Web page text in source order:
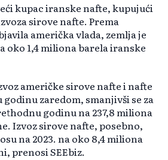
kupac iranske nafte, kupujući
sirove nafte. Prema
američka vlada, zemlja je
oko 1,4 miliona barela iranske
američke sirove nafte i nafte
zaredom, smanjivši se za
godinu na 237,8 miliona
Izvoz sirove nafte, posebno,
na 2023. na oko 8,4 miliona
prenosi SEEbiz.